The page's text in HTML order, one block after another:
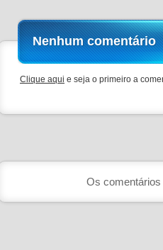
Nenhum comentário
Clique aqui e seja o primeiro a
Os